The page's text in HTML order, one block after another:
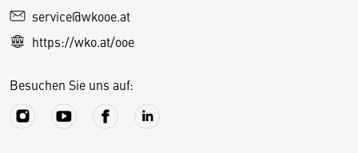
service@wkooe.at
https://wko.at/ooe
Besuchen Sie uns auf:
e
s
S
e